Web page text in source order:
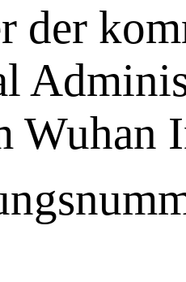
der
Wuhan